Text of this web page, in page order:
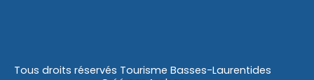
Tous droits réservés Tourisme Basses-Laurentides